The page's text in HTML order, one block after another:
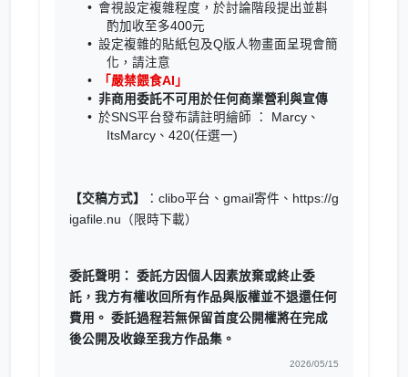
會視設定複雜程度，於討論階段提出並斟
酌加收至多400元
設定複雜的貼紙包及Q版人物畫面呈現會簡
化，請注意
「 嚴禁餵食AI 」
非商用委託不可用於任何商業營利與宣傳
於SNS平台發布請註明繪師 ： Marcy、
ItsMarcy、420(任選一)
【交稿方式】 ：clibo平台、gmail寄件、 https://g
igafile.nu （限時下載）
委託聲明： 委託方因個人因素放棄或終止委
託，我方有權收回所有作品與版權並不退還任何
費用。 委託過程若無保留首度公開權將在完成
後公開及收錄至我方作品集。
2026/05/15